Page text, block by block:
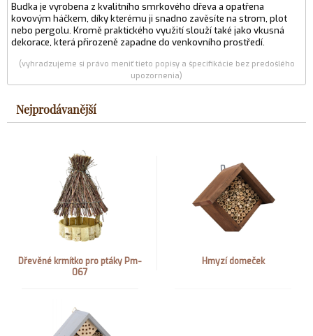
Budka je vyrobena z kvalitního smrkového dřeva a opatřena
kovovým háčkem, díky kterému ji snadno zavěsíte na strom, plot
nebo pergolu. Kromě praktického využití slouží také jako vkusná
dekorace, která přirozeně zapadne do venkovního prostředí.
(vyhradzujeme si právo meniť tieto popisy a špecifikácie bez predošlého
upozornenia)
Nejprodávanější
Dřevěné krmítko pro ptáky Pm-
067
Hmyzí domeček